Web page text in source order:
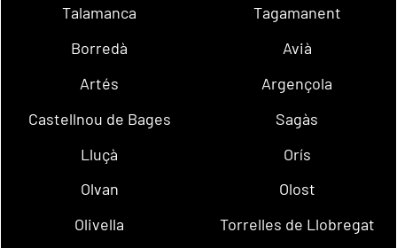
Talamanca
Tagamanent
Borredà
Avià
Artés
Argençola
Castellnou de Bages
Sagàs
Lluçà
Orís
Olvan
Olost
Olivella
Torrelles de Llobregat